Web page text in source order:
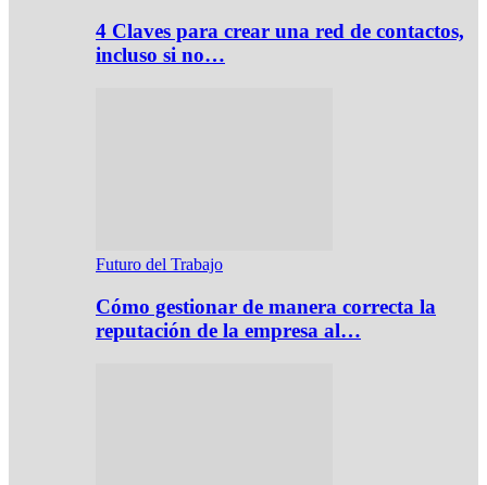
4 Claves para crear una red de contactos,
incluso si no…
Futuro del Trabajo
Cómo gestionar de manera correcta la
reputación de la empresa al…